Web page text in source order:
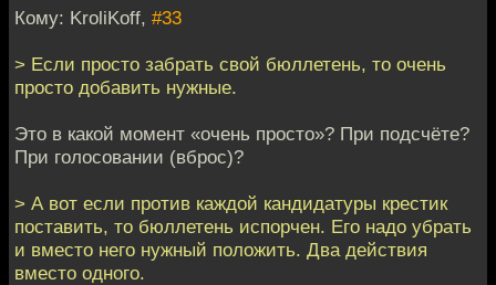
Кому: KroliKoff, #33
> Если просто забрать свой бюллетень, то очень
просто добавить нужные.
Это в какой момент «очень просто»? При подсчёте?
При голосовании (вброс)?
> А вот если против каждой кандидатуры крестик
поставить, то бюллетень испорчен. Его надо убрать
и вместо него нужный положить. Два действия
вместо одного.